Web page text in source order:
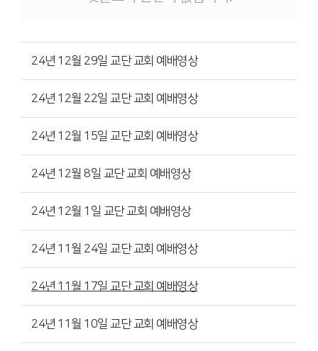
24년 12월 29일 교단 교회 예배영상
24년 12월 22일 교단 교회 예배영상
24년 12월 15일 교단 교회 예배영상
24년 12월 8일 교단 교회 예배영상
24년 12월 1일 교단 교회 예배영상
24년 11월 24일 교단 교회 예배영상
24년 11월 17일 교단 교회 예배영상
24년 11월 10일 교단 교회 예배영상